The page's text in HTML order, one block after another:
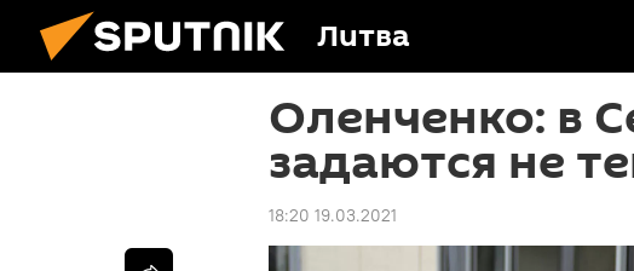
Литва
Оленченко: в
задаются не
18:20 19.03.2021